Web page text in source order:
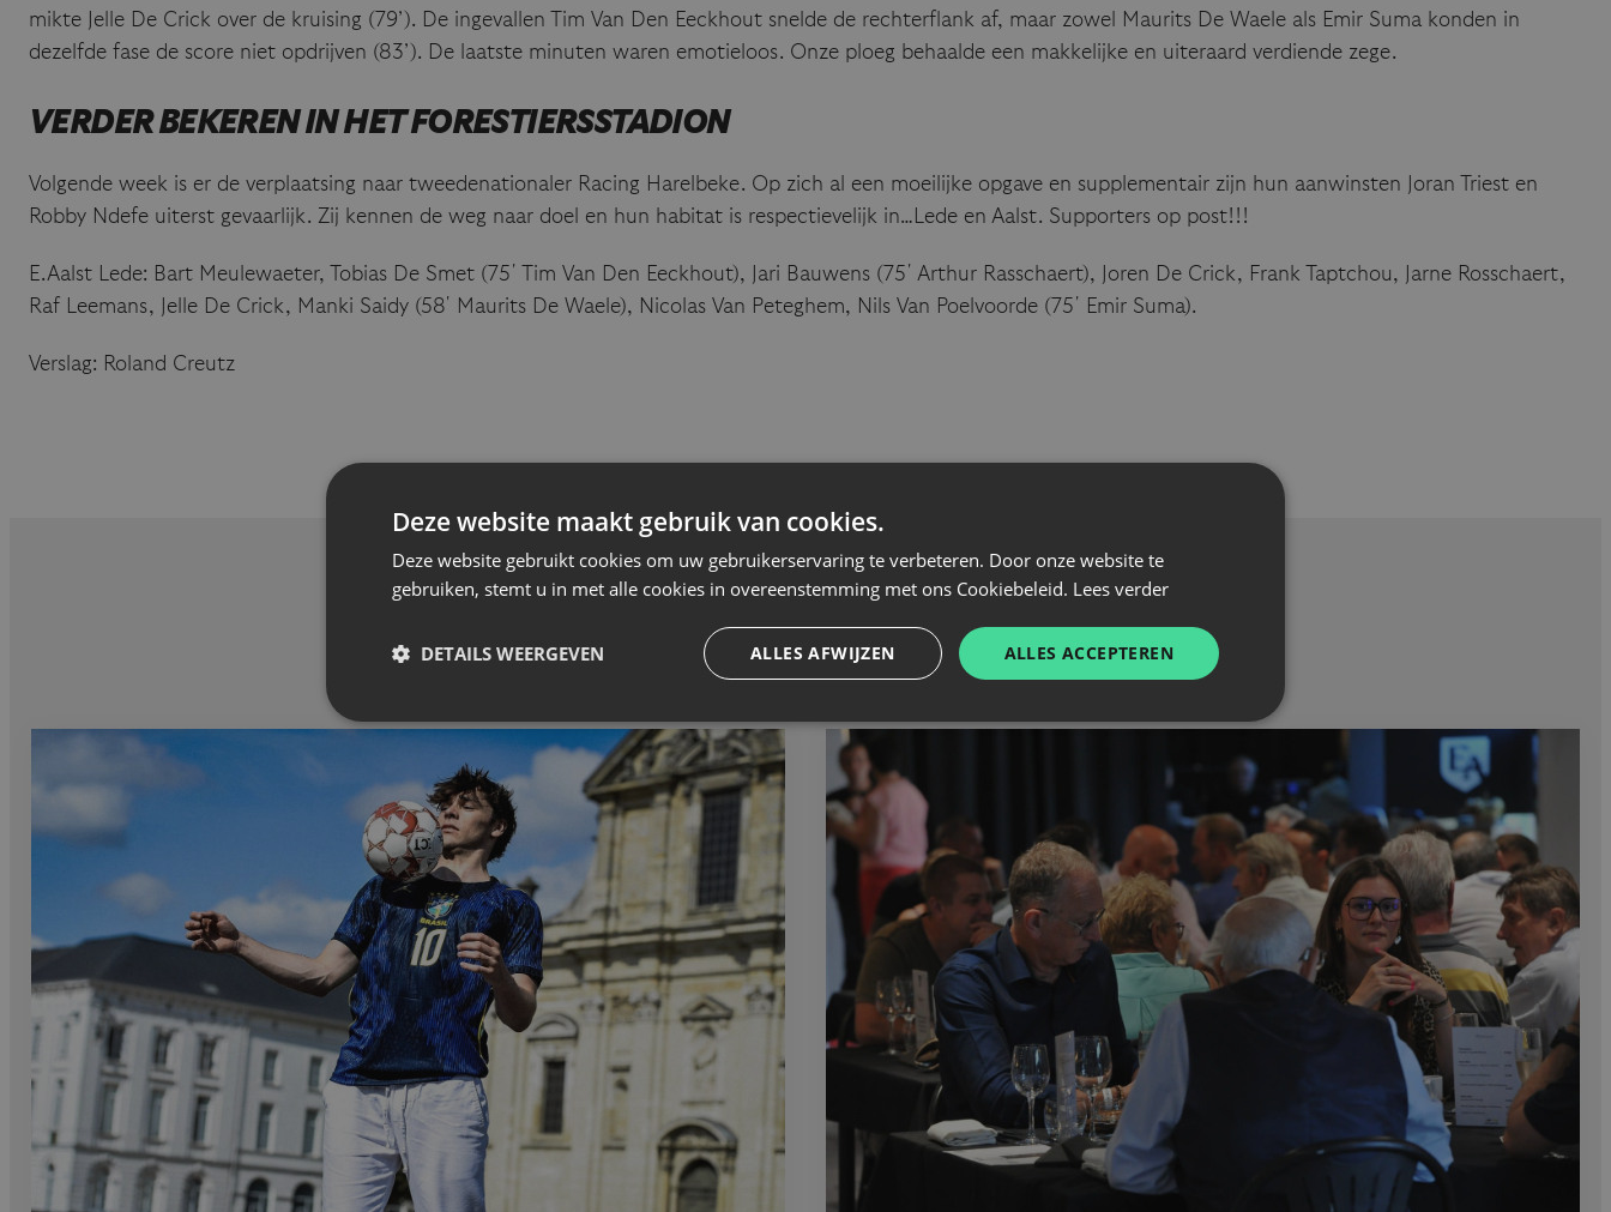
mikte Jelle De Crick over de kruising (79’). De ingevallen Tim Van Den Eeckhout snelde de rechterflank af, maar zowel Maurits De Waele als Emir Suma konden in
dezelfde fase de score niet opdrijven (83’). De laatste minuten waren emotieloos. Onze ploeg behaalde een makkelijke en uiteraard verdiende zege.
VERDER BEKEREN IN HET FORESTIERSSTADION
Volgende week is er de verplaatsing naar tweedenationaler Racing Harelbeke. Op zich al een moeilijke opgave en supplementair zijn hun aanwinsten Joran Triest en
Robby Ndefe uiterst gevaarlijk. Zij kennen de weg naar doel en hun habitat is respectievelijk in…Lede en Aalst. Supporters op post!!!
E.Aalst Lede: Bart Meulewaeter, Tobias De Smet (75′ Tim Van Den Eeckhout), Jari Bauwens (75′ Arthur Rasschaert), Joren De Crick, Frank Taptchou, Jarne Rosschaert,
Raf Leemans, Jelle De Crick, Manki Saidy (58′ Maurits De Waele), Nicolas Van Peteghem, Nils Van Poelvoorde (75′ Emir Suma).
Verslag: Roland Creutz
GERELATEERD NIEUWS
Deze website maakt gebruik van cookies.
Deze website gebruikt cookies om uw gebruikerservaring te verbeteren. Door onze website te
gebruiken, stemt u in met alle cookies in overeenstemming met ons Cookiebeleid. Lees verder
ALLES ACCEPTEREN
ALLES AFWIJZEN
DETAILS WEERGEVEN